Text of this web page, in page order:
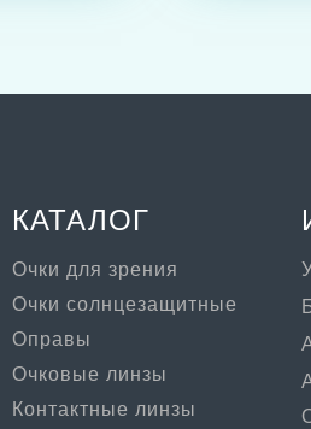
Очки для зрения
Очки солнцезащитные
Очковые линзы
Оправы
Контактные линзы
КАТАЛОГ